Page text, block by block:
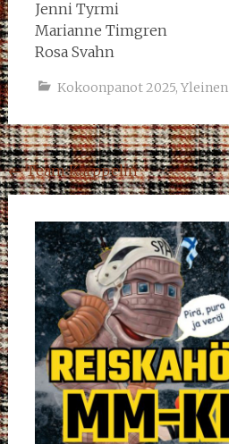
Jenni Tyrmi
Marianne Timgren
Rosa Svahn
Kokoonpanot 2025, Yleinen
Post
navigation
←Team Karppelin